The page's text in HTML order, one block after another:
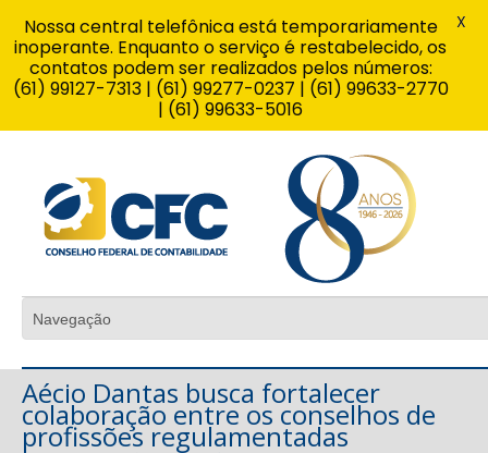
Aécio Dantas busca fortalecer
colaboração entre os conselhos de
profissões regulamentadas
Nossa central telefônica está temporariamente
inoperante. Enquanto o serviço é restabelecido, os
contatos podem ser realizados pelos números:
(61) 99127-7313 | (61) 99277-0237 | (61) 99633-2770
| (61) 99633-5016
X